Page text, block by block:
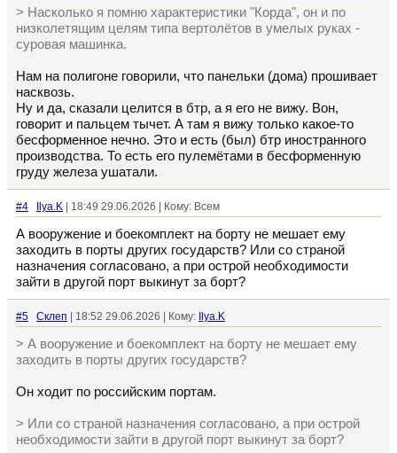
> Насколько я помню характеристики "Корда", он и по
низколетящим целям типа вертолётов в умелых руках -
суровая машинка.
Нам на полигоне говорили, что панельки (дома) прошивает
насквозь.
Ну и да, сказали целится в бтр, а я его не вижу. Вон,
говорит и пальцем тычет. А там я вижу только какое-то
бесформенное нечно. Это и есть (был) бтр иностранного
производства. То есть его пулемётами в бесформенную
груду железа ушатали.
#4 Ilya.K | 18:49 29.06.2026 | Кому: Всем
А вооружение и боекомплект на борту не мешает ему
заходить в порты других государств? Или со страной
назначения согласовано, а при острой необходимости
зайти в другой порт выкинут за борт?
#5 Склеп | 18:52 29.06.2026 | Кому: Ilya.K
> А вооружение и боекомплект на борту не мешает ему
заходить в порты других государств?
Он ходит по российским портам.
> Или со страной назначения согласовано, а при острой
необходимости зайти в другой порт выкинут за борт?